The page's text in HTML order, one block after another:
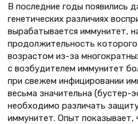
В последние годы появились
генетических различиях
вырабатывается иммунитет,
продолжительность
возрастом из-за
с возбудителем иммунитет
при свежем инфицировании
весьма значительна
необходимо различать
иммунитет. Опыт